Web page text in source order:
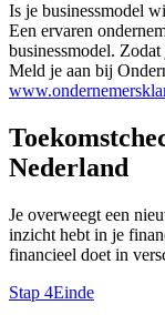
Is je businessmodel
Een ervaren
businessmodel.
Meld je aan bij
Nederland
Je overweegt een
inzicht hebt in je
financieel doet in
Stap 4Einde